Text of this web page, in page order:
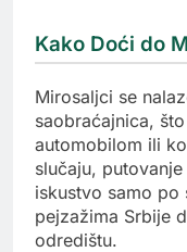
Kako Doći do
Mirosaljci se
saobraćajnica,
automobilom ili
slučaju,
iskustvo samo po
pejzažima Srbije
odredištu.